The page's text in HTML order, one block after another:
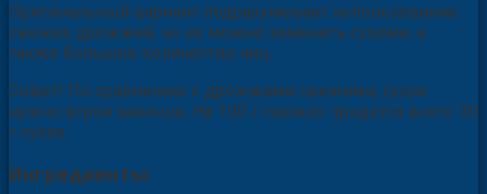
Оригинальный вариант подразумевает использование
свежих дрожжей, но их можно заменить сухими, а
также большое количество яиц.
Совет! По сравнению с дрожжами свежими, сухих
нужно втрое меньше. На 100 г свежих придется всего 30
г сухих.
Ингредиенты: